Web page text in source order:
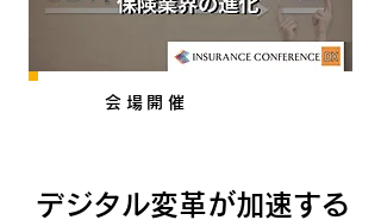
会場開催
デジタル変革が加速する